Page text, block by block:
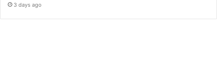
3 days ago